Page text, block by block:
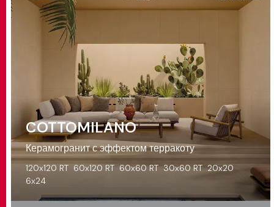
COTTOMILANO
Керамогранит с эффектом терракоту
120x120 RT 60x120 RT 60x60 RT 30x60 RT 20x20
6x24